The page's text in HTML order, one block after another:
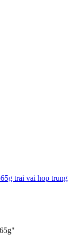
trai vai hop trung